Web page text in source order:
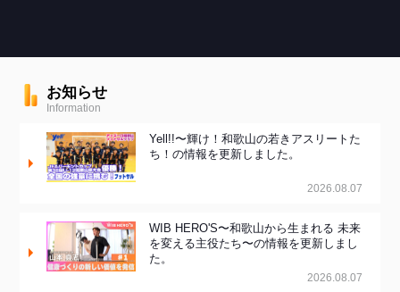
お知らせ
Information
Yell!!〜輝け！和歌山の若きアスリートた
ち！の情報を更新しました。
2026.08.07
WIB HERO'S〜和歌山から生まれる 未来
を変える主役たち〜の情報を更新しまし
た。
2026.08.07